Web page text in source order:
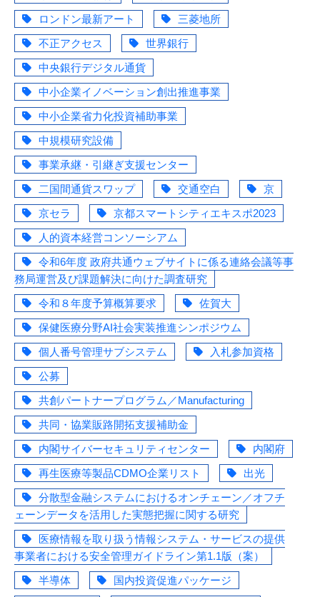
ロンドン最新アート
三菱地所
不正アクセス
世界銀行
中央銀行デジタル通貨
中小企業イノベーション創出推進事業
中小企業省力化投資補助事業
中規模研究設備
事業承継・引継ぎ支援センター
二国間通貨スワップ
交通空白
京
京セラ
京都スマートシティエキスポ2023
人的資本経営コンソーシアム
令和6年度 政府共通ウェブサイトに係る連絡会議等事
務局運営及び課題解決に向けた調査研究
令和８年度予算概算要求
佐賀大
保健医療分野AI社会実装推進シンポジウム
個人番号管理サブシステム
入札参加資格
公募
共創パートナープログラム／Manufacturing
共同・協業販路開拓支援補助金
内閣サイバーセキュリティセンター
内閣府
再生医療等製品CDMO企業リスト
出光
分散型金融システムにおけるオンチェーン／オフチ
ェーンデータを活用した実態把握に関する研究
医療情報を取り扱う情報システム・サービスの提供
事業者における安全管理ガイドライン第1.1版（案）
半導体
国内投資促進パッケージ